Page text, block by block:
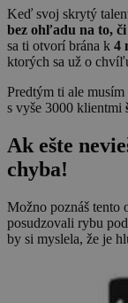
Keď svoj skrytý
bez ohľadu na to,
sa ti otvorí brána k 4
ktorých sa už o
Predtým ti ale
s vyše 3000 klientmi
Ak ešte
chyba!
Možno poznáš tento
posudzovali rybu
by si myslela, že je